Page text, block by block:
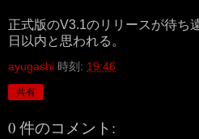
正式版のV3.1のリリースが待ち
日以内と思われる。
ayugashi 時刻: 19:46
共有
0 件のコメント: